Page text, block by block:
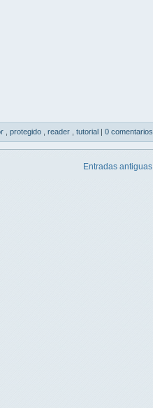
protegido reader tutorial | 0 comentarios
Entradas antiguas